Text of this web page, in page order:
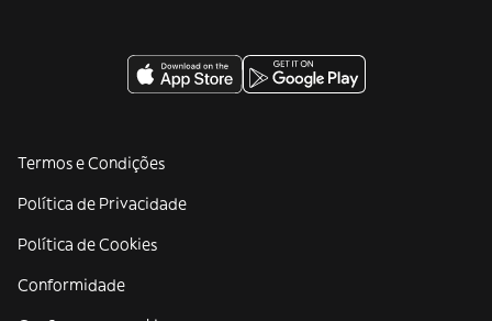
Termos e Condições
Política de Privacidade
Política de Cookies
Conformidade